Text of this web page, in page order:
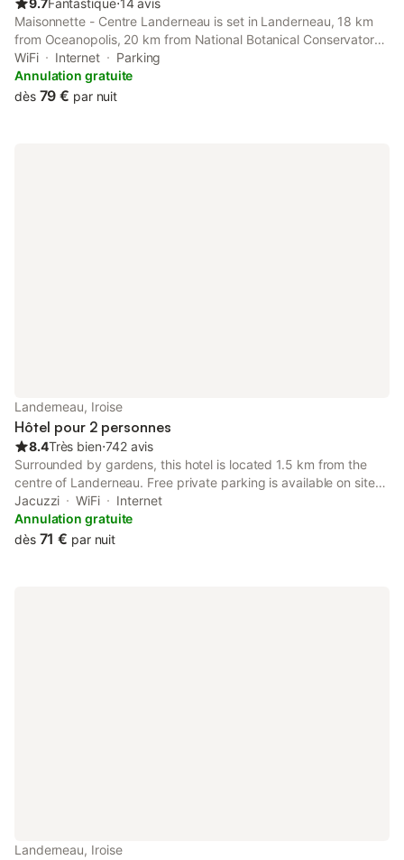
9.7Fantastique⋅14 avis
Maisonnette - Centre Landerneau is set in Landerneau, 18 km
from Oceanopolis, 20 km from National Botanical Conservatory
of Brest, and 23 km from Brest Castle. This property offers
access to a terrace, free private parking and free WiFi.
WiFi Internet
Parking
Annulation gratuite
dès 79 € par nuit
Landerneau, Iroise
Hôtel pour 2 personnes
8.4Très bien⋅742 avis
Surrounded by gardens, this hotel is located 1.5 km from the
centre of Landerneau. Free private parking is available on site
and guest rooms offer free Wi-Fi access. Rooms at the Ara Hôtel
are bright and provide a view of the gardens.
Jacuzzi WiFi
Internet
Annulation gratuite
dès 71 € par nuit
Landerneau, Iroise